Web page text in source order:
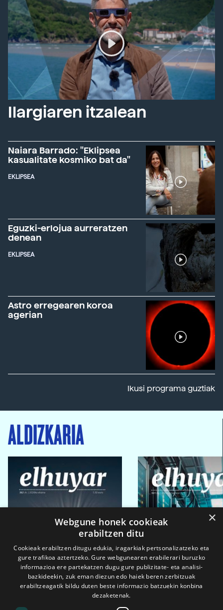
Ilargiaren itzalean
Naiara Barrado: "Eklipsea
kasualitate kosmiko bat da"
EKLIPSEA
Eguzki-erlojua aurreratzen
denean
EKLIPSEA
Astro erregearen koroa
agerian
Ikusi programa guztiak
ALDIZKARIA
×
Webgune honek cookieak
erabiltzen ditu
Cookieak erabiltzen ditugu edukia, iragarkiak pertsonalizatzeko eta
gure trafikoa aztertzeko. Gure webgunearen erabilerari buruzko
informazioa ere partekatzen dugu gure publizitate- eta analisi-
bazkideekin, zuk eman diezun edo haiek beren zerbitzuak
erabiltzeagatik bildu duten beste informazio batzuekin konbina
dezaketenak.